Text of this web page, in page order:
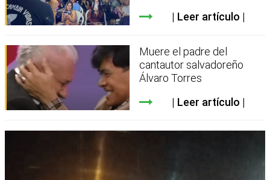
Leer artículo
Muere el padre del
cantautor salvadoreño
Álvaro Torres
Leer artículo